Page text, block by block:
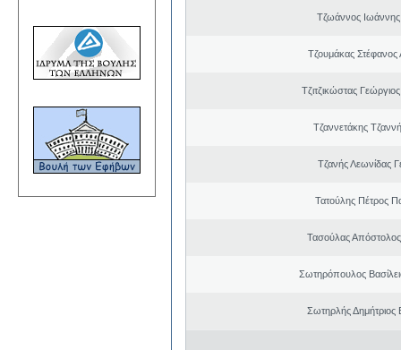
Τζωάννος Ιωάννης
Τζουμάκας Στέφανος
Τζιτζικώστας
Τζαννετάκης
Τζανής Λεωνίδας
Τατούλης Πέτρος
Τασούλας Απόστολος
Σωτηρόπουλος
Σωτηρλής Δημήτριος